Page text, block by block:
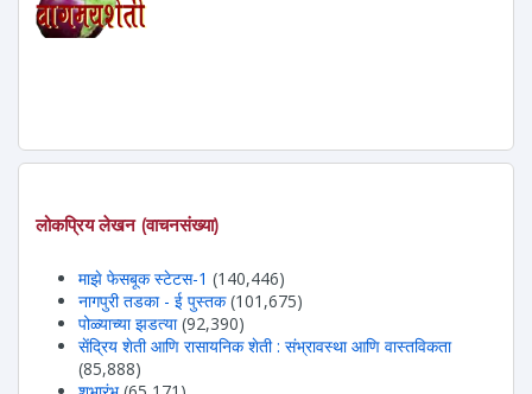
लोकप्रिय लेखन (वाचनसंख्या)
माझे फेसबूक स्टेटस-1 (140,446)
नागपुरी तडका - ई पुस्तक (101,675)
पोळ्याच्या झडत्या (92,390)
सेंद्रिय शेती आणि रासायनिक शेती : संभ्रावस्था आणि वास्तविकता
(85,888)